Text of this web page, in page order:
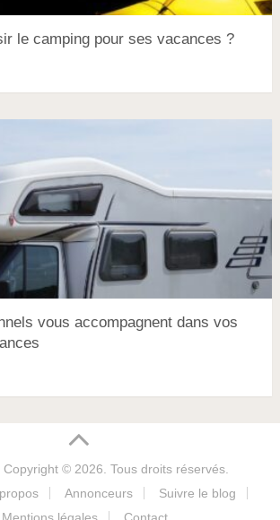
le camping pour ses vacances ?
vous accompagnent dans vos
Copyright © 2026. Tous droits réservés.
Annonceurs
Suivre le blog